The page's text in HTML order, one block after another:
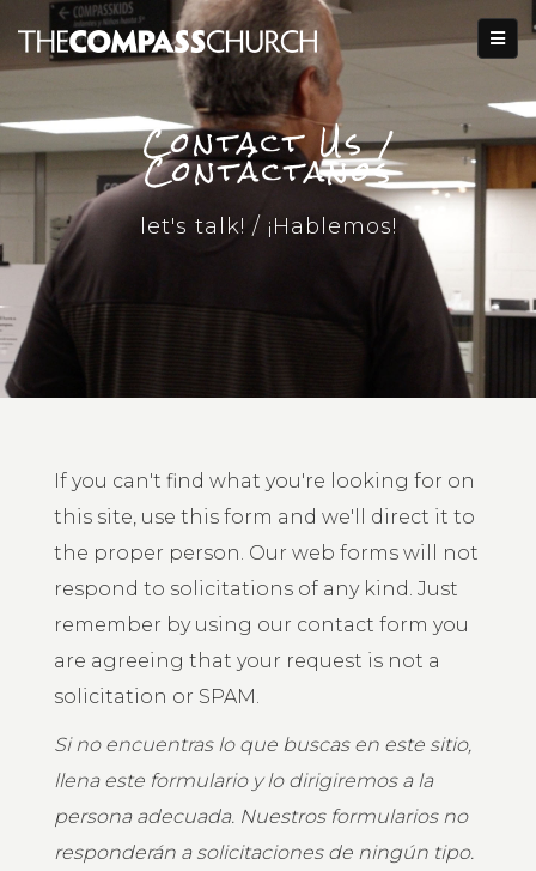
Contact Us /
Contáctanos
let's talk! / ¡Hablemos!
If you can't find what you're looking for on
this site, use this form and we'll direct it to
the proper person. Our web forms will not
respond to solicitations of any kind. Just
remember by using our contact form you
are agreeing that your request is not a
solicitation or SPAM.
Si no encuentras lo que buscas en este sitio,
llena este formulario y lo dirigiremos a la
persona adecuada. Nuestros formularios no
responderán a solicitaciones de ningún tipo.